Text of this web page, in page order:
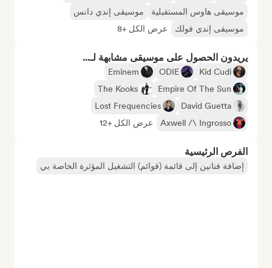
موسيقى هاوس المستقبلية
موسيقى إندي دانس
موسيقى إندي فولك
عرض الكل +8
يريدون الحصول على موسيقى مشابهة لـ...
Kid Cudi
ODIE
Eminem
Empire Of The Sun
The Kooks
David Guetta
Lost Frequencies
Axwell /\ Ingrosso
عرض الكل +12
الفرص الرئيسية
إضافة فنانين إلى قائمة (قوائم) التشغيل المؤثرة الخاصة بي